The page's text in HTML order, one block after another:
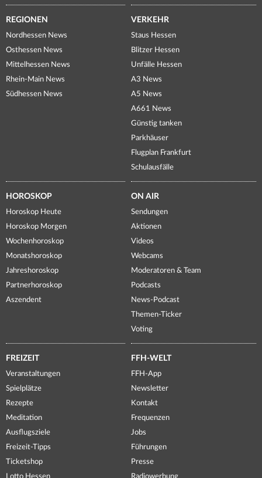
REGIONEN
Nordhessen News
Osthessen News
Mittelhessen News
Rhein-Main News
Südhessen News
VERKEHR
Staus Hessen
Blitzer Hessen
Unfälle Hessen
A3 News
A5 News
A661 News
Günstig tanken
Parkhäuser
Flugplan Frankfurt
Schulausfälle
HOROSKOP
Horoskop Heute
Horoskop Morgen
Wochenhoroskop
Monatshoroskop
Jahreshoroskop
Partnerhoroskop
Aszendent
ON AIR
Sendungen
Aktionen
Videos
Webcams
Moderatoren & Team
Podcasts
News-Podcast
Themen-Ticker
Voting
FREIZEIT
Veranstaltungen
Spielplätze
Rezepte
Meditation
Ausflugsziele
Freizeit-Tipps
Ticketshop
Lotto Hessen
FFH-WELT
FFH-App
Newsletter
Kontakt
Frequenzen
Jobs
Führungen
Presse
Radiowerbung